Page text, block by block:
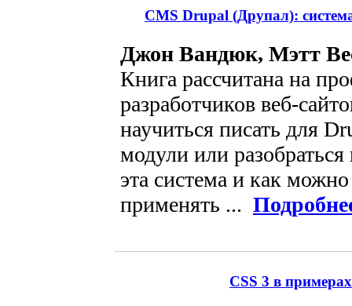
CMS Drupal (Друпал):
Джон Вандюк, Мэтт
Книга рассчитана на
разработчиков веб-
научиться писать для
модули или
эта система и как
применять ...
CSS 3 в